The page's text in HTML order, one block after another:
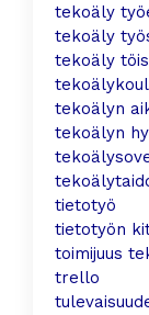
tekoäly
tekoäly
tekoäly
tekoälyn
tekoälyn
tietotyö
tietotyön
toimijuus
trello